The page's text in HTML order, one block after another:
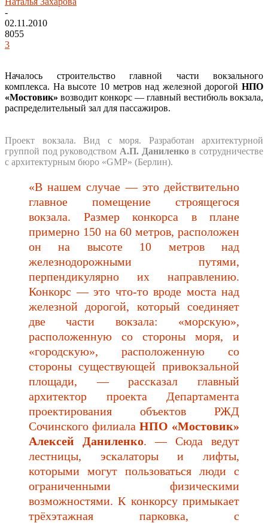
-
02.11.2010
8055
3
Началось строительство главной части вокзального
комплекса. На высоте 10 метров над железной дорогой НПО
«Мостовик» возводит конкорс — главный вестибюль вокзала,
распределительный зал для пассажиров.
Проект вокзала. Вид с моря. Разработан архитектурной
группой под руководством А.П. Даниленков сотрудничестве
с архитектурным бюро «GMP» (Берлин).
«В нашем случае — это действительно
главное помещение строящегося
вокзала. Размер конкорса в плане
примерно 150 на 60 метров, расположен
он на высоте 10 метров над
железнодорожными путями,
перпендикулярно их направлению.
Конкорс — это что-то вроде моста над
железной дорогой, который соединяет
две части вокзала: «морскую»,
расположенную со стороны моря, и
«городскую», расположенную со
стороны существующей привокзальной
площади, — рассказал главный
архитектор проекта Департамента
проектирования объектов РЖД
Сочинского филиала НПО «Мостовик»
Алексей Даниленко. — Сюда ведут
лестницы, эскалаторы и лифты,
которыми могут пользоваться люди с
ограниченными физическими
возможностями. К конкорсу примыкает
трёхэтажная парковка, с